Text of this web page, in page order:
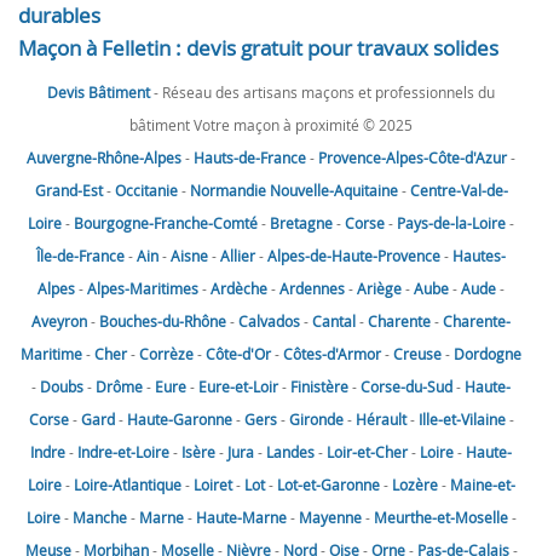
durables
Maçon à Felletin : devis gratuit pour travaux solides
Devis Bâtiment- Réseau des artisans maçons et professionnels du
bâtiment Votre maçon à proximité © 2025
Auvergne-Rhône-Alpes- Hauts-de-France- Provence-Alpes-Côte-d'Azur-
Grand-Est-Occitanie- Normandie Nouvelle-Aquitaine-Centre-Val-de-
Loire- Bourgogne-Franche-Comté- Bretagne-Corse- Pays-de-la-Loire-
Île-de-France-Ain-Aisne-Allier-Alpes-de-Haute-Provence- Hautes-
Alpes-Alpes-Maritimes-Ardèche-Ardennes-Ariège-Aube-Aude-
Aveyron- Bouches-du-Rhône-Calvados-Cantal-Charente-Charente-
Maritime-Cher-Corrèze-Côte-d'Or-Côtes-d'Armor-Creuse- Dordogne
- Doubs- Drôme- Eure- Eure-et-Loir- Finistère-Corse-du-Sud- Haute-
Corse-Gard- Haute-Garonne-Gers-Gironde- Hérault- Ille-et-Vilaine-
Indre- Indre-et-Loire- Isère- Jura- Landes- Loir-et-Cher- Loire- Haute-
Loire- Loire-Atlantique- Loiret- Lot- Lot-et-Garonne- Lozère- Maine-et-
Loire- Manche- Marne- Haute-Marne- Mayenne- Meurthe-et-Moselle-
Meuse- Morbihan- Moselle- Nièvre- Nord-Oise-Orne- Pas-de-Calais-